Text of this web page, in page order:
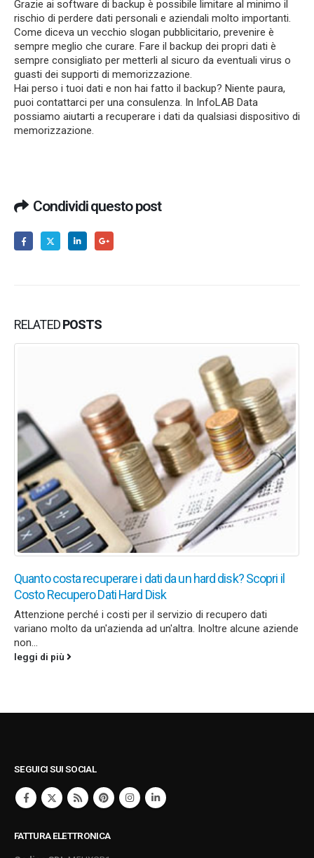
Grazie ai software di backup è possibile limitare al minimo il
rischio di perdere dati personali e aziendali molto importanti.
Come diceva un vecchio slogan pubblicitario, prevenire è
sempre meglio che curare. Fare il backup dei propri dati è
sempre consigliato per metterli al sicuro da eventuali virus o
guasti dei supporti di memorizzazione.
Hai perso i tuoi dati e non hai fatto il backup? Niente paura,
puoi contattarci per una consulenza. In InfoLAB Data
possiamo aiutarti a recuperare i dati da qualsiasi dispositivo di
memorizzazione.
Condividi questo post
RELATEDPOSTS
Quanto costa recuperare i dati da un hard disk? Scopri il
Costo Recupero Dati Hard Disk
Attenzione perché i costi per il servizio di recupero dati
variano molto da un'azienda ad un'altra. Inoltre alcune aziende
non...
leggi di più
SEGUICI SUI SOCIAL
FATTURA ELETTRONICA